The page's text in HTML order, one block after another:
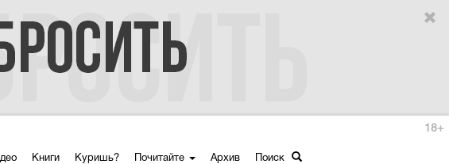
Книги Куришь? Почитайте Архив Поиск
18+